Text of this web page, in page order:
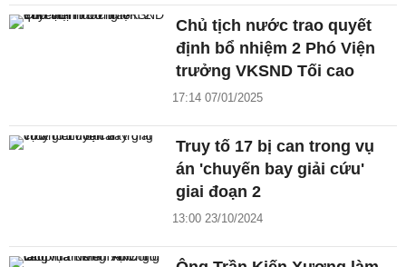
Chủ tịch nước trao quyết
định bổ nhiệm 2 Phó Viện
trưởng VKSND Tối cao
17:14 07/01/2025
Truy tố 17 bị can trong vụ
án 'chuyến bay giải cứu'
giai đoạn 2
13:00 23/10/2024